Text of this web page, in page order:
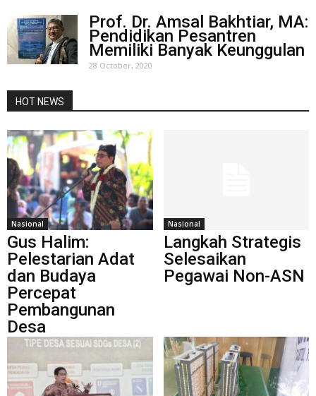
Prof. Dr. Amsal Bakhtiar, MA:
Pendidikan Pesantren
Memiliki Banyak Keunggulan
28 October, 2020
HOT NEWS
Nasional
Gus Halim:
Pelestarian Adat
dan Budaya
Percepat
Pembangunan
Desa
Nasional
Langkah Strategis
Selesaikan
Pegawai Non-ASN